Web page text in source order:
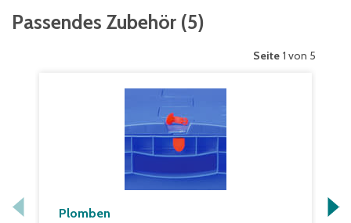
Passendes Zubehör (5)
Seite 1 von 5
Plomben